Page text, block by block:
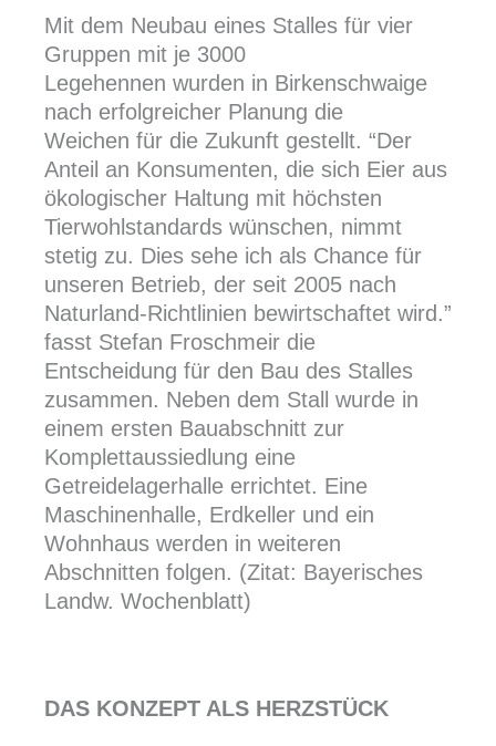
Mit dem Neubau eines Stalles für vier
Gruppen mit je 3000
Legehennen wurden in Birkenschwaige
nach erfolgreicher Planung die
Weichen für die Zukunft gestellt. “Der
Anteil an Konsumenten, die sich Eier aus
ökologischer Haltung mit höchsten
Tierwohlstandards wünschen, nimmt
stetig zu. Dies sehe ich als Chance für
unseren Betrieb, der seit 2005 nach
Naturland-Richtlinien bewirtschaftet wird.”
fasst Stefan Froschmeir die
Entscheidung für den Bau des Stalles
zusammen. Neben dem Stall wurde in
einem ersten Bauabschnitt zur
Komplettaussiedlung eine
Getreidelagerhalle errichtet. Eine
Maschinenhalle, Erdkeller und ein
Wohnhaus werden in weiteren
Abschnitten folgen. (Zitat: Bayerisches
Landw. Wochenblatt)
DAS KONZEPT ALS HERZSTÜCK